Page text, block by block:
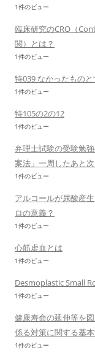
1件のビュー
臨床研究のCRO（
関）とは？
1件のビュー
特039 なかったもの
1件のビュー
特105の2の12
1件のビュー
弁理士試験の受験勉
案法」一周したあと
1件のビュー
アルコールが尿酸産
ロの意義？
1件のビュー
心筋虚血とは
1件のビュー
Desmoplastic Small
1件のビュー
健康寿命の延伸等を
係る対策に関する基
1件のビュー